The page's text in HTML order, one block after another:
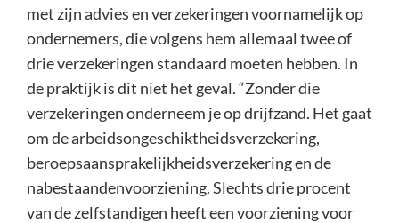
met zijn advies en verzekeringen voornamelijk op
ondernemers, die volgens hem allemaal twee of
drie verzekeringen standaard moeten hebben. In
de praktijk is dit niet het geval. “Zonder die
verzekeringen onderneem je op drijfzand. Het gaat
om de arbeidsongeschiktheidsverzekering,
beroepsaansprakelijkheidsverzekering en de
nabestaandenvoorziening. Slechts drie procent
van de zelfstandigen heeft een voorziening voor